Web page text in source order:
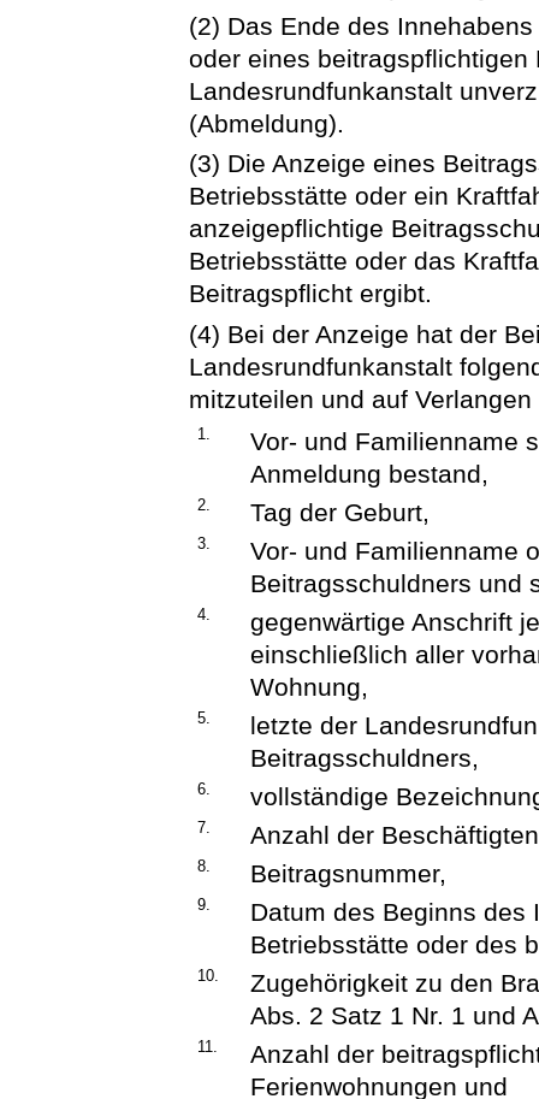
(2) Das Ende des
oder eines
Landesrundfunkanstalt
(Abmeldung).
(3) Die Anzeige eines
Betriebsstätte oder ein
anzeigepflichtige
Betriebsstätte oder das
Beitragspflicht ergibt.
(4) Bei der Anzeige hat der
Landesrundfunkanstalt
mitzuteilen und auf
1.
Vor- und Familienname
Anmeldung bestand,
2. Tag der Geburt,
3.
Vor- und Familienname
Beitragsschuldners und
4.
gegenwärtige Anschrift
einschließlich aller
Wohnung,
5.
letzte der
Beitragsschuldners,
6. vollständige
7. Anzahl der
8. Beitragsnummer,
9.
Datum des Beginns des
Betriebsstätte oder des
10.
Zugehörigkeit zu den
Abs. 2 Satz 1 Nr. 1 und
11.
Anzahl der
Ferienwohnungen und